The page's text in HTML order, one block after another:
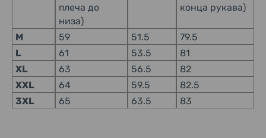
плеча до
низа)
конца рукава)
M 59 51.5
79.5
L
61 53.5
81
XL
63 56.5
82
XXL
64 59.5
82.5
3XL
65 63.5 83